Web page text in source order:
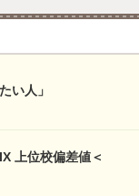
い人」
上位校偏差値＜